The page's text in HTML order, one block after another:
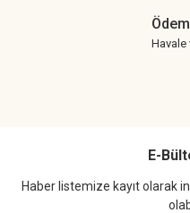
Havale
E-
Haber listemize kayıt olarak